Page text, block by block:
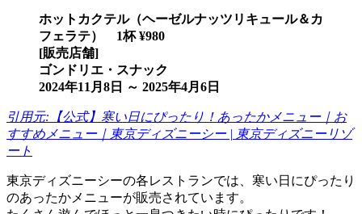
ホットカクテル（ヘーゼルナッツリキュール＆カ
フェラテ） 1杯 ¥980
[販売店舗]
ゴンドリエ・スナック
2024年11月8日 ～ 2025年4月6日
引用元:【公式】寒い日にぴったり！あったかメニュー｜お
すすめメニュー｜東京ディズニーシー | 東京ディズニーリゾ
ート
東京ディズニーシーの各レストランでは、寒い日にぴったり
のあったかメニューが販売されています。